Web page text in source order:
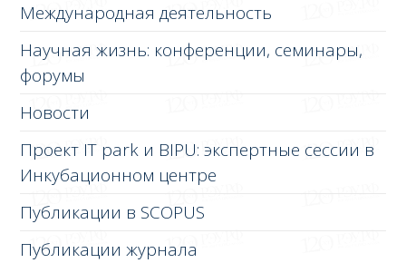
Международная деятельность
Научная жизнь: конференции, семинары,
форумы
Новости
Проект IT park и BIPU: экспертные сессии в
Инкубационном центре
Публикации в SCOPUS
Публикации журнала